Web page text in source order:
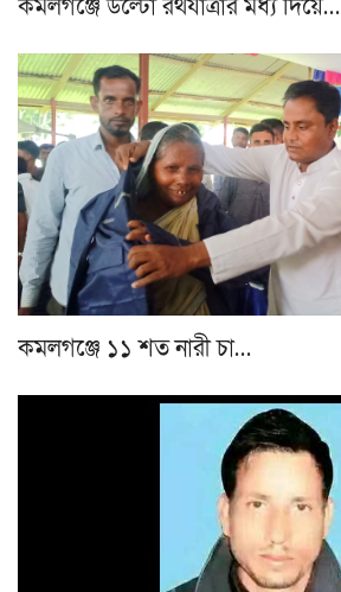
কমলগঞ্জে উল্টো রথযাত্রার মধ্য দিয়ে…
কমলগঞ্জে ১১ শত নারী চা…